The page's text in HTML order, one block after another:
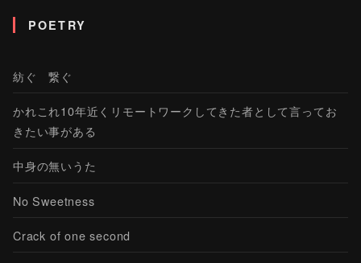
POETRY
紡ぐ 繋ぐ
かれこれ10年近くリモートワークしてきた者として言ってお
きたい事がある
中身の無いうた
No Sweetness
Crack of one second